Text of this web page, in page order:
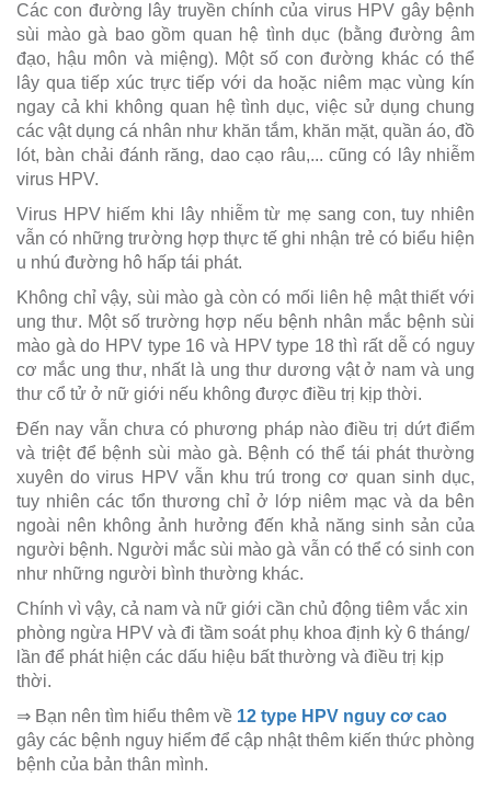
Các con đường lây truyền chính của virus HPV gây bệnh
sùi mào gà bao gồm quan hệ tình dục (bằng đường âm
đạo, hậu môn và miệng). Một số con đường khác có thể
lây qua tiếp xúc trực tiếp với da hoặc niêm mạc vùng kín
ngay cả khi không quan hệ tình dục, việc sử dụng chung
các vật dụng cá nhân như khăn tắm, khăn mặt, quần áo, đồ
lót, bàn chải đánh răng, dao cạo râu,... cũng có lây nhiễm
virus HPV.
Virus HPV hiếm khi lây nhiễm từ mẹ sang con, tuy nhiên
vẫn có những trường hợp thực tế ghi nhận trẻ có biểu hiện
u nhú đường hô hấp tái phát.
Không chỉ vậy, sùi mào gà còn có mối liên hệ mật thiết với
ung thư. Một số trường hợp nếu bệnh nhân mắc bệnh sùi
mào gà do HPV type 16 và HPV type 18 thì rất dễ có nguy
cơ mắc ung thư, nhất là ung thư dương vật ở nam và ung
thư cổ tử ở nữ giới nếu không được điều trị kịp thời.
Đến nay vẫn chưa có phương pháp nào điều trị dứt điểm
và triệt để bệnh sùi mào gà. Bệnh có thể tái phát thường
xuyên do virus HPV vẫn khu trú trong cơ quan sinh dục,
tuy nhiên các tổn thương chỉ ở lớp niêm mạc và da bên
ngoài nên không ảnh hưởng đến khả năng sinh sản của
người bệnh. Người mắc sùi mào gà vẫn có thể có sinh con
như những người bình thường khác.
Chính vì vậy, cả nam và nữ giới cần chủ động tiêm vắc xin
phòng ngừa HPV và đi tầm soát phụ khoa định kỳ 6 tháng/
lần để phát hiện các dấu hiệu bất thường và điều trị kịp
thời.
⇒ Bạn nên tìm hiểu thêm về 12 type HPV nguy cơ cao
gây các bệnh nguy hiểm để cập nhật thêm kiến thức phòng
bệnh của bản thân mình.